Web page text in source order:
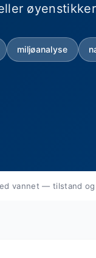
miljøanalyse
vannet — tilstand